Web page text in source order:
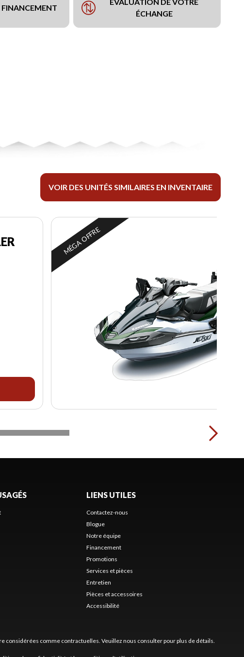
ÉVALUATION DE VOTRE
ÉCHANGE
VOIR DES UNITÉS SIMILAIRES EN INVENTAIRE
MÉGA OFFRE
LIENS UTILES
Contactez-nous
Blogue
Notre équipe
Financement
Promotions
Services et pièces
Entretien
Pièces et accessoires
Accessibilité
considérées comme contractuelles. Veuillez nous consulter pour plus de détails.